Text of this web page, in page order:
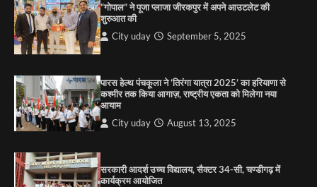
की कसम: देवशाली
City uday
“गोपाल” ने पूजा प्लाजा जीरकपुर में अपने आउटलेट की
शुरुआत की
City uday September 5, 2025
पारस हेल्थ पंचकूला ने ‘तिरंगा यात्रा 2025’ का हरियाणा से
कश्मीर तक किया आगाज़, राष्ट्रीय एकता को मिलेगा नया
आयाम
City uday August 13, 2025
सरकारी आदर्श उच्च विद्यालय, सैक्टर 34-सी, चण्डीगढ़ में
कार्यक्रम आयोजित